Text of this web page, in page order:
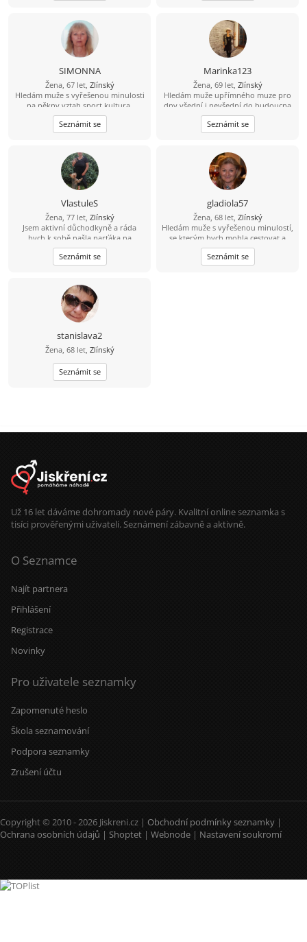
SIMONNA
Žena, 67 let, Zlínský
Hledám muže s vyřešenou minulosti
na pěkny vztah,sport,kultura.
Seznámit se
Marinka123
Žena, 69 let, Zlínský
Hledám muže upřímného muze pro
dny všední i nevšední do budoucna
.Jen trvalý vztah !
Seznámit se
VlastuleS
Žena, 77 let, Zlínský
Jsem aktivní důchodkyně a ráda
bych k sobě našla parťáka na
společné trávení volných chvil.
Seznámit se
gladiola57
Žena, 68 let, Zlínský
Hledám muže s vyřešenou minulostí,
se kterým bych mohla cestovat a
prožívat příjemné společné chvíle.
Já, 59 let ze Zlína.
Seznámit se
stanislava2
Žena, 68 let, Zlínský
Seznámit se
Už 16 let dáváme dohromady nové páry. Kvalitní online seznamka s
tisíci prověřenými uživateli. Seznámení zábavně a aktivně.
O Seznamce
Najít partnera
Přihlášení
Registrace
Novinky
Pro uživatele seznamky
Zapomenuté heslo
Škola seznamování
Podpora seznamky
Zrušení účtu
Copyright © 2010 - 2026 Jiskreni.cz | Obchodní podmínky seznamky |
Ochrana osobních údajů | Shoptet | Webnode | Nastavení soukromí